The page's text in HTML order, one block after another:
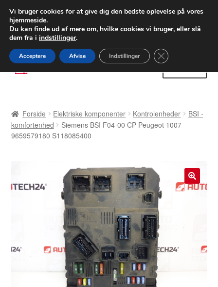
LEVERING fra 55 kr.
FEDEX verdensomspændende forsendelse
80 82 72 02
Spring
til
Spring
til
Betalinger
Klageprocedure
Kurv
Forside Elektriske komponenter Kontrolenheder
BSI -
komfortenhed
Siemens BSI F04-00 CP Peugeot 1007
9659579180 S118085400
🔍
Vi bruger cookies for at give dig den bedste oplevelse på vores
hjemmeside.
Du kan finde ud af mere om, hvilke cookies vi bruger, eller slå
dem fra i indstillinger.
Acceptere Afvise Indstillinger Close GDPR